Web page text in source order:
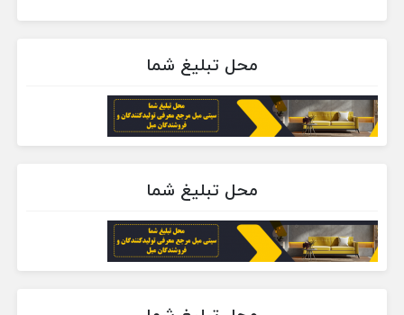
محل تبلیغ شما
محل تبلیغ شما